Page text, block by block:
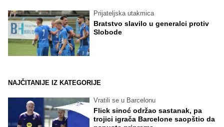
Prijateljska utakmica
Bratstvo slavilo u generalci protiv
Slobode
NAJČITANIJE IZ KATEGORIJE
Vratili se u Barcelonu
Flick sinoć održao sastanak, pa
trojici igrača Barcelone saopštio da